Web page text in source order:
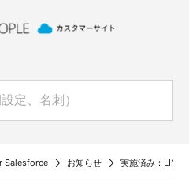
Salesforce お知らせ 実施済み：LINE